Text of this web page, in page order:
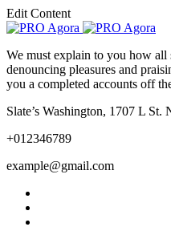
Edit Content
We must explain to you how all
denouncing pleasures and
you a completed accounts off
Slate’s Washington, 1707 L
+012346789
example@gmail.com